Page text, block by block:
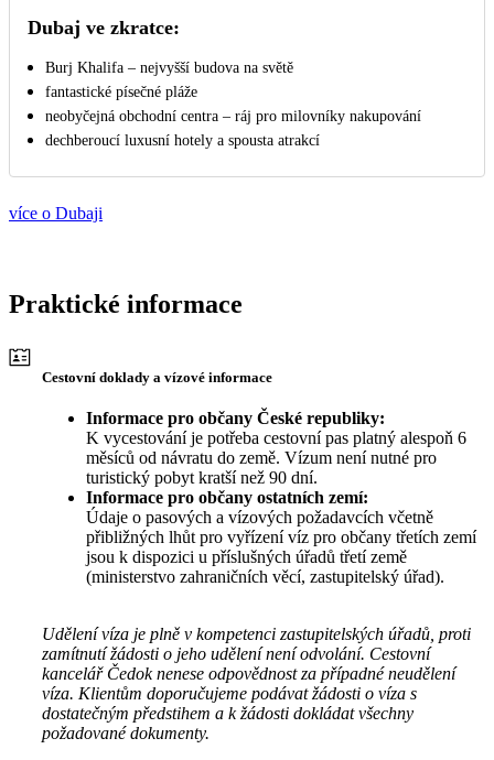
Dubaj ve zkratce:
Burj Khalifa – nejvyšší budova na světě
fantastické písečné pláže
neobyčejná obchodní centra – ráj pro milovníky nakupování
dechberoucí luxusní hotely a spousta atrakcí
více o Dubaji
Praktické informace
Cestovní doklady a vízové informace
Informace pro občany České republiky:
K vycestování je potřeba cestovní pas platný alespoň 6
měsíců od návratu do země. Vízum není nutné pro
turistický pobyt kratší než 90 dní.
Informace pro občany ostatních zemí:
Údaje o pasových a vízových požadavcích včetně
přibližných lhůt pro vyřízení víz pro občany třetích zemí
jsou k dispozici u příslušných úřadů třetí země
(ministerstvo zahraničních věcí, zastupitelský úřad).
Udělení víza je plně v kompetenci zastupitelských úřadů, proti
zamítnutí žádosti o jeho udělení není odvolání. Cestovní
kancelář Čedok nenese odpovědnost za případné neudělení
víza. Klientům doporučujeme podávat žádosti o víza s
dostatečným předstihem a k žádosti dokládat všechny
požadované dokumenty.